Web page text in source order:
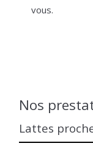
vous.
Nos
Lattes